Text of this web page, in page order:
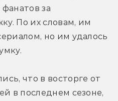
за
По их словам, им
но им удалось
что в восторге от
в последнем сезоне,